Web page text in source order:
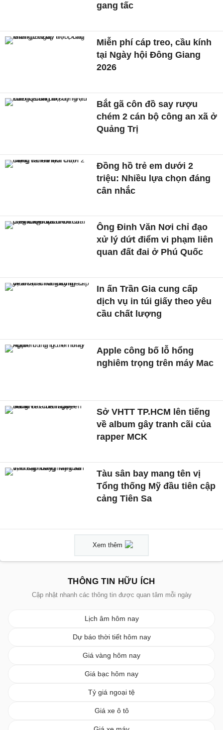
gang tấc
Miễn phí cáp treo, cầu kính
tại Ngày hội Đông Giang
2026
Bắt gã côn đồ say rượu
chém 2 cán bộ công an xã ở
Quảng Trị
Đồng hồ trẻ em dưới 2
triệu: Nhiều lựa chọn đáng
cân nhắc
Ông Đinh Văn Nơi chỉ đạo
xử lý dứt điểm vi phạm liên
quan đất đai ở Phú Quốc
In ấn Trần Gia cung cấp
dịch vụ in túi giấy theo yêu
cầu chất lượng
Apple công bố lỗ hổng
nghiêm trọng trên máy Mac
Sở VHTT TP.HCM lên tiếng
về album gây tranh cãi của
rapper MCK
Tàu sân bay mang tên vị
Tổng thống Mỹ đầu tiên cập
cảng Tiên Sa
Xem thêm
THÔNG TIN HỮU ÍCH
Cập nhật nhanh các thông tin được quan tâm mỗi ngày
Lịch âm hôm nay
Dự báo thời tiết hôm nay
Giá vàng hôm nay
Giá bạc hôm nay
Tỷ giá ngoại tệ
Giá xe ô tô